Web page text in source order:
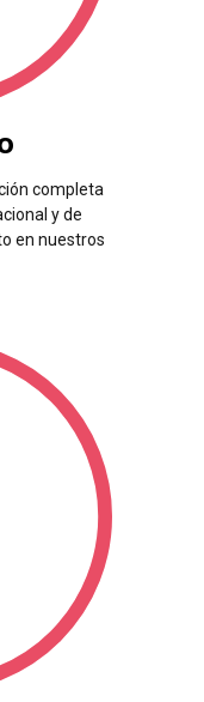
completa
y de
en nuestros